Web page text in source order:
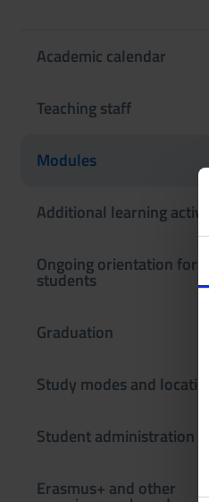
Academic calendar
Teaching staff
Modules
Additional learning
Ongoing orientation for
students
Graduation
Study modes and
Student administration
Erasmus+ and other